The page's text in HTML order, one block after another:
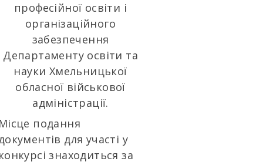
професійної освіти і
організаційного
забезпечення
Департаменту освіти та
науки Хмельницької
обласної військової
адміністрації.
подання
для участі у
знаходиться за